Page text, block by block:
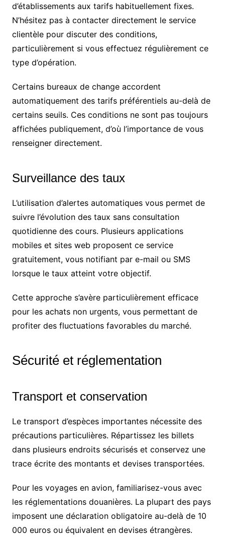
d’établissements aux tarifs habituellement fixes.
N’hésitez pas à contacter directement le service
clientèle pour discuter des conditions,
particulièrement si vous effectuez régulièrement ce
type d’opération.
Certains bureaux de change accordent
automatiquement des tarifs préférentiels au-delà de
certains seuils. Ces conditions ne sont pas toujours
affichées publiquement, d’où l’importance de vous
renseigner directement.
Surveillance des taux
L’utilisation d’alertes automatiques vous permet de
suivre l’évolution des taux sans consultation
quotidienne des cours. Plusieurs applications
mobiles et sites web proposent ce service
gratuitement, vous notifiant par e-mail ou SMS
lorsque le taux atteint votre objectif.
Cette approche s’avère particulièrement efficace
pour les achats non urgents, vous permettant de
profiter des fluctuations favorables du marché.
Sécurité et réglementation
Transport et conservation
Le transport d’espèces importantes nécessite des
précautions particulières. Répartissez les billets
dans plusieurs endroits sécurisés et conservez une
trace écrite des montants et devises transportées.
Pour les voyages en avion, familiarisez-vous avec
les réglementations douanières. La plupart des pays
imposent une déclaration obligatoire au-delà de 10
000 euros ou équivalent en devises étrangères.